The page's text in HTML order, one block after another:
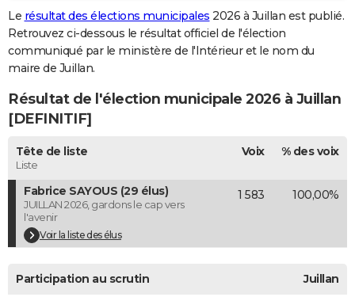
Destinations
City break
Voyage nature
Voyage de noces
Forum
Climat
+
PHOTO
GUIDES D'ACHAT
CARTE DE VOEUX
Carte de Noël
Carte Bonne année
Carte Saint-Valentin
Carte Pâques
Carte d'anniversaire
DICTIONNAIRE
PROGRAMME TV
COPAINS D'AVANT
S'inscrire
Se connecter
Lycées
Collèges
Primaires
Universités
Entreprises
Service militaire
Avis de recherche
AVIS DE DÉCÈS
FORUM
Le résultat des élections municipales 2026 à Juillan est publié.
Retrouvez ci-dessous le résultat officiel de l'élection
communiqué par le ministère de l'Intérieur et le nom du
maire de Juillan.
Résultat de l'élection municipale 2026 à Juillan
[DEFINITIF]
Tête de liste
Liste
Voix % des voix
Fabrice SAYOUS (29 élus)
JUILLAN 2026, gardons le cap vers
l'avenir
Voir la liste des élus
1 583 100,00%
Participation au scrutin Juillan